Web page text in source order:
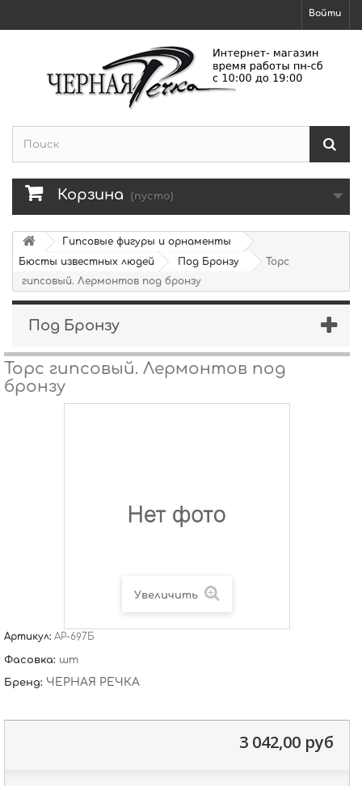
Войти
Корзина (пусто)
Гипсовые фигуры и орнаменты
Бюсты известных людей
Под Бронзу
Торс
гипсовый. Лермонтов под бронзу
Под Бронзу
Торс гипсовый. Лермонтов под
бронзу
Увеличить
Артикул: АР-697Б
Фасовка: шт
Бренд: ЧЕРНАЯ РЕЧКА
3 042,00 руб